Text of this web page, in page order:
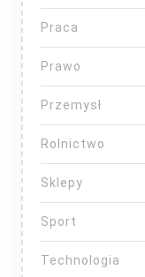
Praca
Prawo
Przemysł
Rolnictwo
Sklepy
Sport
Technologia